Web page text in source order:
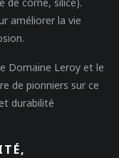
améliorer la vie
Domaine Leroy et le
de pionniers sur ce
durabilité